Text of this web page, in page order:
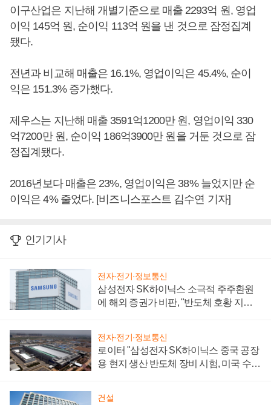
이구산업은 지난해 개별기준으로 매출 2293억 원, 영업
이익 145억 원, 순이익 113억 원을 낸 것으로 잠정집계
됐다.
전년과 비교해 매출은 16.1%, 영업이익은 45.4%, 순이
익은 151.3% 증가했다.
제우스는 지난해 매출 3591억1200만 원, 영업이익 330
억7200만 원, 순이익 186억3900만 원을 거둔 것으로 잠
정집계됐다.
2016년보다 매출은 23%, 영업이익은 38% 늘었지만 순
이익은 4% 줄었다. [비즈니스포스트 김수연 기자]
인기기사
전자·전기·정보통신
삼성전자 SK하이닉스 소극적 주주환원
에 해외 증권가 비판, "반도체 호황 지속
전자·전기·정보통신
로이터 "삼성전자 SK하이닉스 중국 공장
용 현지 생산 반도체 장비 시험, 미국 수출
건설